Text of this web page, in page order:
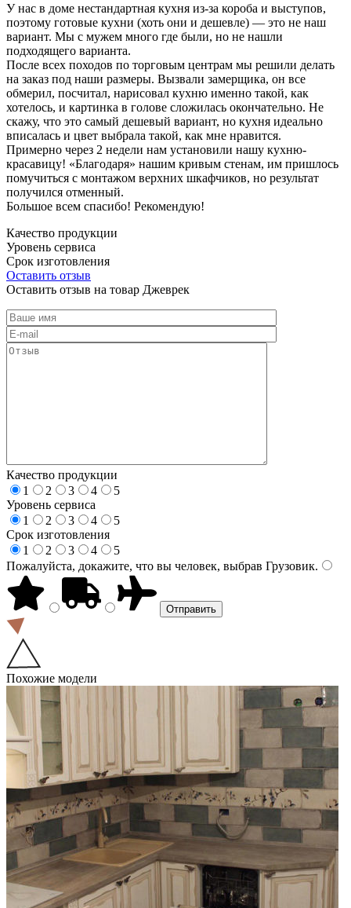
У нас в доме нестандартная кухня из-за короба и выступов,
поэтому готовые кухни (хоть они и дешевле) — это не наш
вариант. Мы с мужем много где были, но не нашли
подходящего варианта.
После всех походов по торговым центрам мы решили делать
на заказ под наши размеры. Вызвали замерщика, он все
обмерил, посчитал, нарисовал кухню именно такой, как
хотелось, и картинка в голове сложилась окончательно. Не
скажу, что это самый дешевый вариант, но кухня идеально
вписалась и цвет выбрала такой, как мне нравится.
Примерно через 2 недели нам установили нашу кухню-
красавицу! «Благодаря» нашим кривым стенам, им пришлось
помучиться с монтажом верхних шкафчиков, но результат
получился отменный.
Большое всем спасибо! Рекомендую!
Качество продукции
Уровень сервиса
Срок изготовления
Оставить отзыв
Оставить отзыв на товар Джеврек
Качество продукции
1
2 3 4
5
Уровень сервиса
1
2 3 4
5
Срок изготовления
1
2 3 4
5
Пожалуйста, докажите, что вы человек, выбрав Грузовик.
Похожие модели